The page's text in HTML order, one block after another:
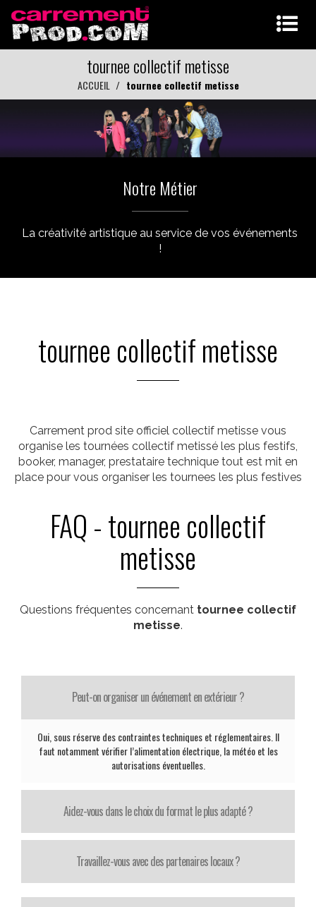
tournee collectif metisse
ACCUEIL tournee collectif metisse
Notre Métier
La créativité artistique au service de vos événements
!
tournee collectif metisse
Carrement prod site officiel collectif metisse vous
organise les tournées collectif metissé les plus festifs,
booker, manager, prestataire technique tout est mit en
place pour vous organiser les tournees les plus festives
FAQ - tournee collectif
metisse
Questions fréquentes concernant tournee collectif
metisse.
Peut-on organiser un événement en extérieur ?
Oui, sous réserve des contraintes techniques et réglementaires. Il
faut notamment vérifier l’alimentation électrique, la météo et les
autorisations éventuelles.
Aidez-vous dans le choix du format le plus adapté ?
Travaillez-vous avec des partenaires locaux ?